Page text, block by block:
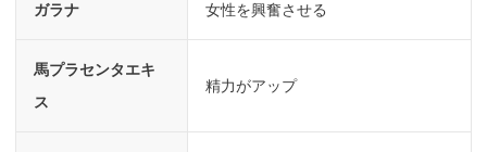
ガラナ 女性を興奮させる
馬プラセンタエキ
ス
精力がアップ